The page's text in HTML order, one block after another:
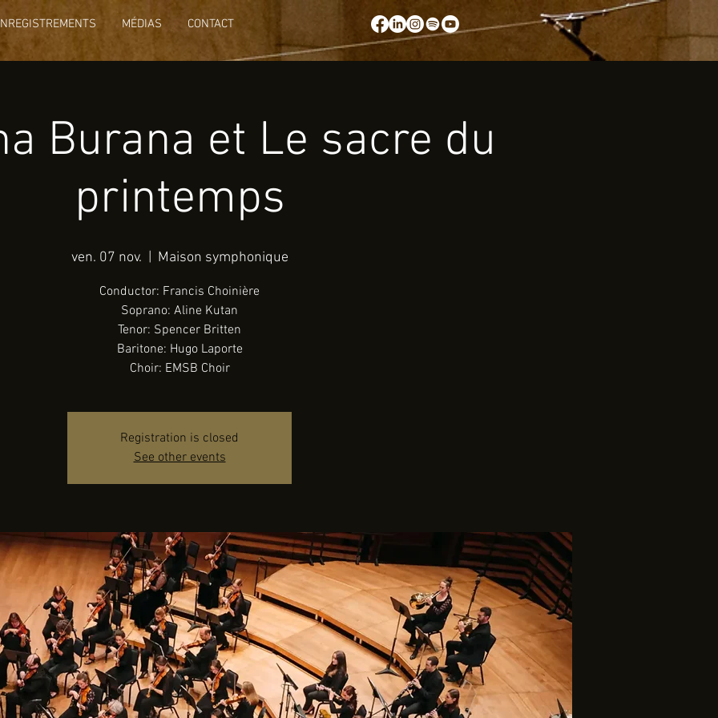
MÉDIAS CONTACT
Burana et Le sacre du
printemps
ven. 07 nov. Maison symphonique
Conductor: Francis Choinière
Soprano: Aline Kutan
Tenor: Spencer Britten
Baritone: Hugo Laporte
Choir: EMSB Choir
Registration is closed
See other events